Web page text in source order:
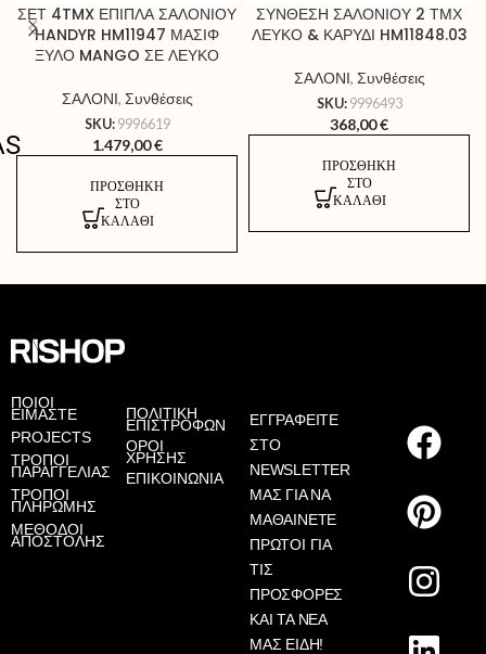
ΣΕΤ 4TMX ΕΠΙΠΛΑ ΣΑΛΟΝΙΟΥ
HANDYR HM11947 ΜΑΣΙΦ
ΞΥΛΟ MANGO ΣΕ ΛΕΥΚΟ
ΣΑΛΟΝΙ, Συνθέσεις
SKU: 9996619
1.479,00€
ΠΡΟΣΘΉΚΗ
ΣΤΟ
ΚΑΛΆΘΙ
ΣΥΝΘΕΣΗ ΣΑΛΟΝΙΟΥ 2 ΤΜΧ
ΛΕΥΚΟ & ΚΑΡΥΔΙ HM11848.03
ΣΑΛΟΝΙ, Συνθέσεις
SKU: 9996493
368,00€
ΠΡΟΣΘΉΚΗ
ΣΤΟ
ΚΑΛΆΘΙ
ΠΟΙΟΙ
ΕΙΜΑΣΤΕ
PROJECTS
ΤΡΟΠΟΙ
ΠΑΡΑΓΓΕΛΙΑΣ
ΤΡΟΠΟΙ
ΠΛΗΡΩΜΗΣ
ΜΕΘΟΔΟΙ
ΑΠΟΣΤΟΛΗΣ
ΠΟΛΙΤΙΚΗ
ΕΠΙΣΤΡΟΦΩΝ
ΟΡΟΙ
ΧΡΗΣΗΣ
ΕΠΙΚΟΙΝΩΝΙΑ
ΕΓΓΡΑΦΕΙΤΕ
ΣΤΟ
NEWSLETTER
ΜΑΣ ΓΙΑ ΝΑ
ΜΑΘΑΙΝΕΤΕ
ΠΡΩΤΟΙ ΓΙΑ
ΤΙΣ
ΠΡΟΣΦΟΡΕΣ
ΚΑΙ ΤΑ ΝΕΑ
ΜΑΣ ΕΙΔΗ!